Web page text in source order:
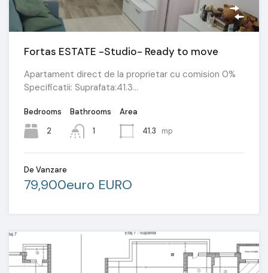
Fortas ESTATE -Studio- Ready to move
Apartament direct de la proprietar cu comision 0%
Specificatii: Suprafata:41.3…
Bedrooms
2
Bathrooms
1
Area
41.3
mp
De Vanzare
79,900euro EURO